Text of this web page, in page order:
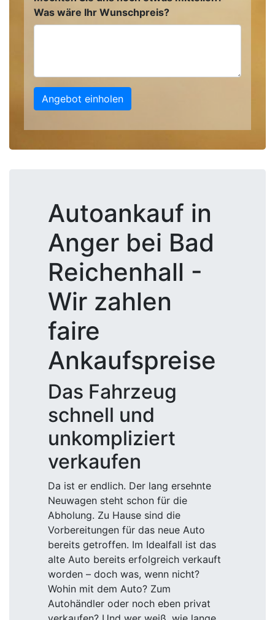
Was wäre Ihr Wunschpreis?
Angebot einholen
Autoankauf in
Anger bei Bad
Reichenhall -
Wir zahlen
faire
Ankaufspreise
Das Fahrzeug
schnell und
unkompliziert
verkaufen
Da ist er endlich. Der lang ersehnte
Neuwagen steht schon für die
Abholung. Zu Hause sind die
Vorbereitungen für das neue Auto
bereits getroffen. Im Idealfall ist das
alte Auto bereits erfolgreich verkauft
worden – doch was, wenn nicht?
Wohin mit dem Auto? Zum
Autohändler oder noch eben privat